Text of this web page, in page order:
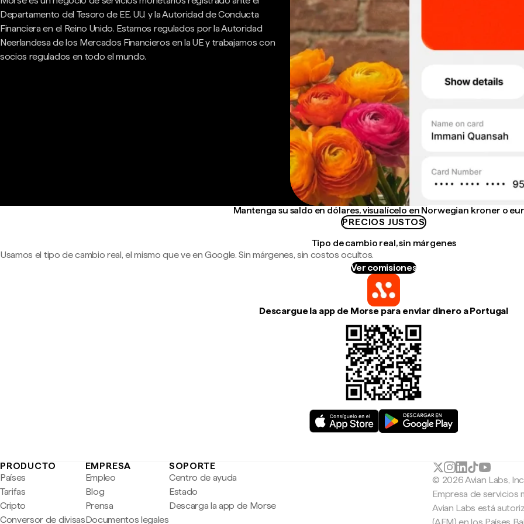
Departamento del Tesoro de EE. UU. y la Autoridad de Conducta
Financiera en el Reino Unido. Estamos regulados por la Autoridad
Neerlandesa de los Mercados Financieros en la UE y trabajamos con
socios regulados en todo el mundo.
Mantenga su saldo en dólares, visualícelo en Norwegian kroner o
PRECIOS JUSTOS
Tipo de cambio real, sin márgenes
Usamos el tipo de cambio real, el mismo que ve en Google. Sin márgenes, sin costos ocultos.
Ver comisiones
Descargue la app de Morse para enviar dinero a Portugal
PRODUCTO
Países
Tarifas
Cripto
Conversor de divisas
EMPRESA
Empleo
Blog
Prensa
Documentos legales
SOPORTE
Centro de ayuda
Estado
Descarga la app de Morse
© 2026 Avian Labs, Inc
Empresa de servicios
Avian Labs está